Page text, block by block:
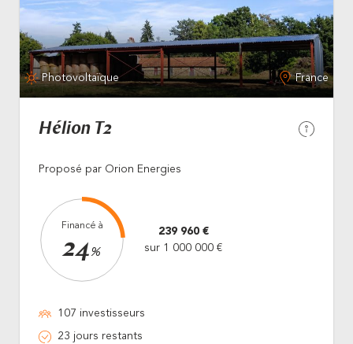
Photovoltaïque France
Hélion T2
Proposé par Orion Energies
Financé à
24%
239 960 €
sur 1 000 000 €
107 investisseurs
23 jours restants